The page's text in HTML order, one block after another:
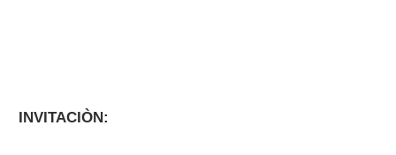
INVITACIÒN: